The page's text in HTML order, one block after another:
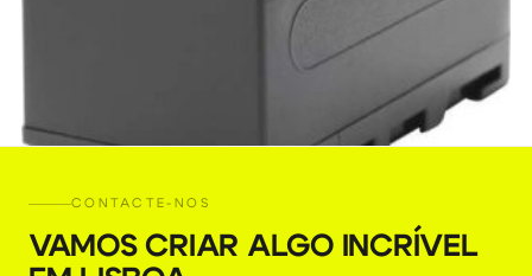
CONTACTE-NOS
VAMOS CRIAR ALGO INCRÍVEL